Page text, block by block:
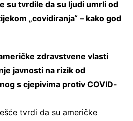
su tvrdile da su ljudi umrli od
„covidiranja“ – kako god
zdravstvene vlasti
javnosti na rizik od
s cjepivima protiv COVID-
tvrdi da su američke